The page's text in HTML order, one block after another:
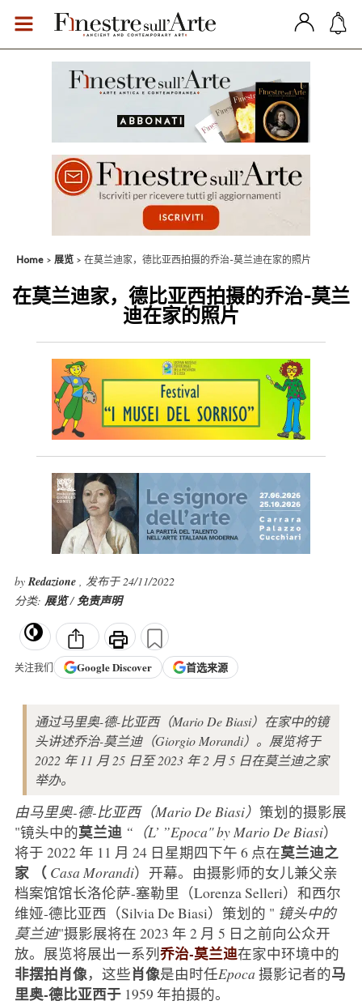
Home 展览 在莫兰迪家，德比亚西拍摄的乔治-莫兰迪在家的照片
在莫兰迪家，德比亚西拍摄的乔治-莫兰
迪在家的照片
byRedazione , 发布于 24/11/2022
分类: 展览/免责声明
关注我们 GoogleDiscover 首选来源
通过马里奥-德-比亚西（Mario De Biasi）在家中的镜
头讲述乔治-莫兰迪（Giorgio Morandi）。展览将于
2022 年 11 月 25 日至 2023 年 2 月 5 日在莫兰迪之家
举办。
由马里奥-德-比亚西（Mario De Biasi） 策划的摄影展
"镜头中的莫兰迪 “（L’ ”Epoca" by Mario De Biasi）
将于 2022 年 11 月 24 日星期四下午 6 点在莫兰迪之
家
（Casa Morandi）开幕。由摄影师的女儿兼父亲
档案馆馆长洛伦萨-塞勒里（Lorenza Selleri）和西尔
维娅-德比亚西（Silvia De Biasi）策划的 " 镜头中的
莫兰迪"摄影展将在 2023 年 2 月 5 日之前向公众开
放。展览将展出一系列乔治-莫兰迪在家中环境中的
非摆拍肖像，这些肖像是由时任Epoca 摄影记者的马
里奥-德比亚西于1959 年拍摄的。